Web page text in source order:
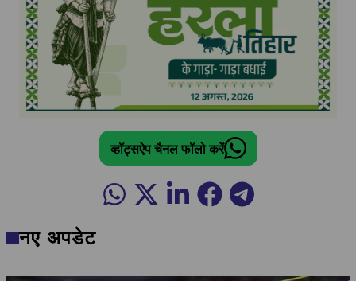
व्हॉट्सऐप चैनल फॉलो करें
नए अपडेट